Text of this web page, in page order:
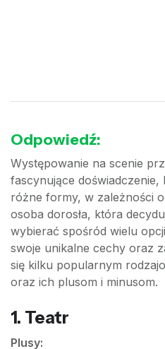
Odpowiedź:
Występowanie na scenie
fascynujące
różne formy, w zależności
osoba dorosła, która
wybierać spośród wielu
swoje unikalne cechy oraz
się kilku popularnym
oraz ich plusom i minusom.
1. Teatr
Plusy: